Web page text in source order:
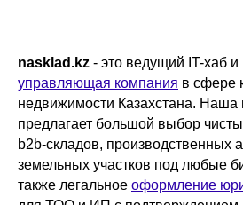
nasklad.kz - это ведущий IT-хаб
управляющая компания в сфере
недвижимости Казахстана.
предлагает большой выбор
b2b-складов, производственных
земельных участков под любые
также легальное оформление